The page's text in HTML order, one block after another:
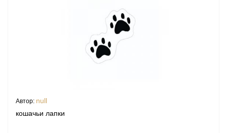
Автор: null
кошачьи лапки